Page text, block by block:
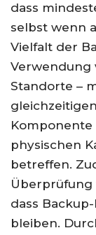
dass
selbst wenn
Vielfalt der
Verwendung
Standorte –
Komponente
physischen
betreffen.
Überprüfung
dass
bleiben.